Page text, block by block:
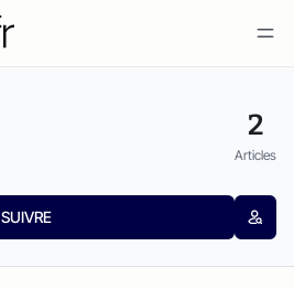
2
Articles
SUIVRE